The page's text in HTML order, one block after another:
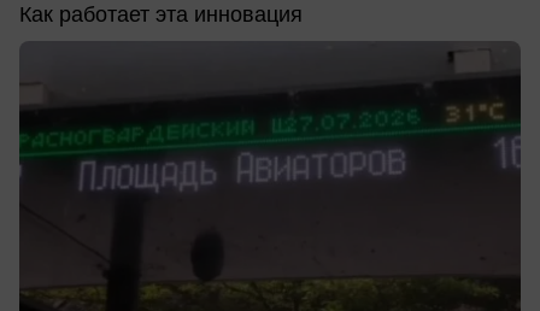
Как работает эта инновация